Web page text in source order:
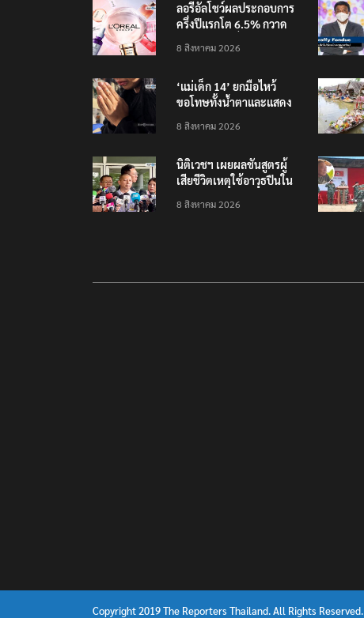
ลอรีอัลโชว์ผลประกอบการ
ครึ่งปีแรกโต 6.5% กวาด
คว้าไลเซนส์ ‘กุชชี่’ 50 ปี
ตลาดไทย
8 สิงหาคม 2026
‘แม่เด็ก 14’ ยกมือไหว้
ขอโทษทั้งน้ำตาและแสดง
เสียชีวิต
8 สิงหาคม 2026
นิติเวชฯ เผยผลชันสูตรผู้
เสียชีวิตเหตุใช้อาวุธปืนใน
จุดสำคัญทั้งหมด
8 สิงหาคม 2026
Copyright 2019 The Reporters Thailand. All Rights Reserved.